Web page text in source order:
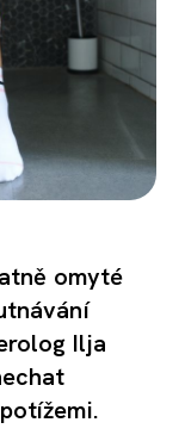
omyté
Ilja